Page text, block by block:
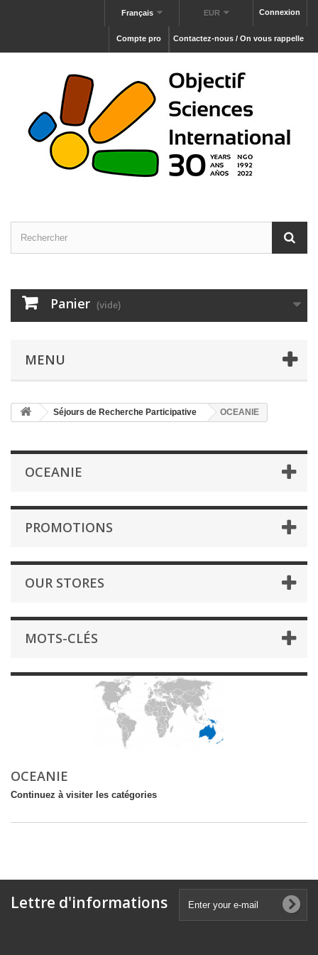
Connexion
EUR
Français
Contactez-nous / On vous rappelle
Compte pro
Panier (vide)
MENU
Séjours de Recherche Participative OCEANIE
OCEANIE
PROMOTIONS
OUR STORES
MOTS-CLÉS
OCEANIE
Continuez à visiter les catégories
Lettre d'informations